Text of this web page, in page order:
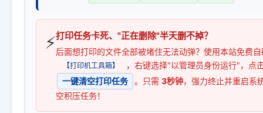
⚡打印任务卡死、"正在删除"半天删不掉？
后面想打印的文件全部被堵住无法动弹？使用本站免费
【打印机工具箱】
，右键选择"以管理员身份运行"，点
一键清空打印任务
。只需 3秒钟，强力终止并重启系
空积压任务！